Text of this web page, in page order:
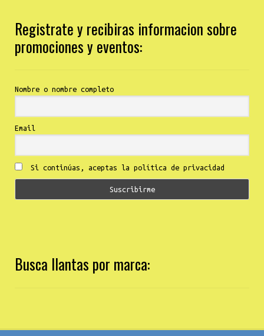
Registrate y recibiras informacion sobre
promociones y eventos:
Nombre o nombre completo
Email
Si continúas, aceptas la política de privacidad
Busca llantas por marca: